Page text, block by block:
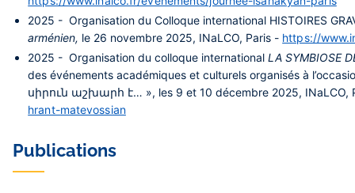
2025 - Organisation du Colloque international HISTOIRES
arménien, le 26 novembre 2025, INaLCO, Paris - https://
2025 - Organisation du colloque internationalLA SYMBIOSE
des événements académiques et culturels organisés à
սիրուն աշխարհ է… », les 9 et 10 décembre 2025, INaLCO,
hrant-matevossian
Publications